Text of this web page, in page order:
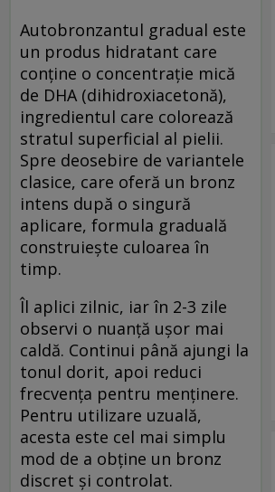
Autobronzantul gradual este
un produs hidratant care
conține o concentrație mică
de DHA (dihidroxiacetonă),
ingredientul care colorează
stratul superficial al pielii.
Spre deosebire de variantele
clasice, care oferă un bronz
intens după o singură
aplicare, formula graduală
construiește culoarea în
timp.
Îl aplici zilnic, iar în 2-3 zile
observi o nuanță ușor mai
caldă. Continui până ajungi la
tonul dorit, apoi reduci
frecvența pentru menținere.
Pentru utilizare uzuală,
acesta este cel mai simplu
mod de a obține un bronz
discret și controlat.